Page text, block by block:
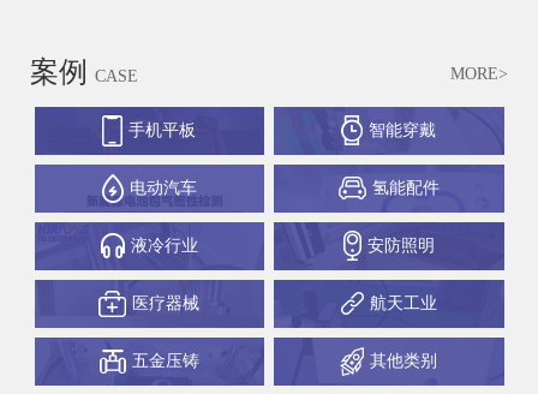
案例 CASE MORE>
手机平板 智能穿戴
电动汽车 氢能配件
液冷行业 安防照明
医疗器械 航天工业
五金压铸 其他类别